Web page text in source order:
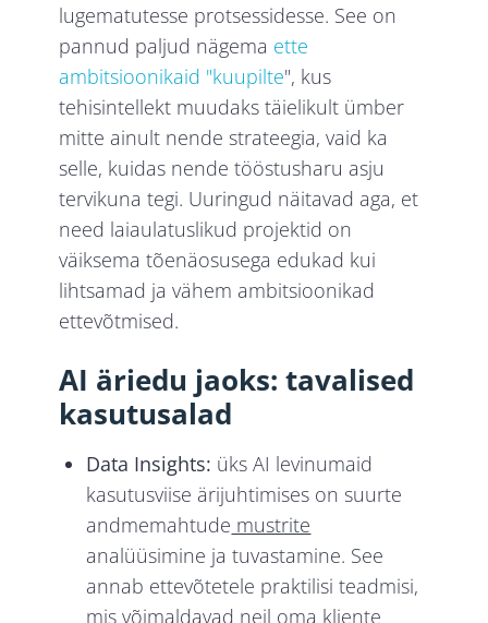
lugematutesse protsessidesse. See on
pannud paljud nägema ette
ambitsioonikaid "kuupilte", kus
tehisintellekt muudaks täielikult ümber
mitte ainult nende strateegia, vaid ka
selle, kuidas nende tööstusharu asju
tervikuna tegi. Uuringud näitavad aga, et
need laiaulatuslikud projektid on
väiksema tõenäosusega edukad kui
lihtsamad ja vähem ambitsioonikad
ettevõtmised.
AI äriedu jaoks: tavalised
kasutusalad
Data Insights: üks AI levinumaid
kasutusviise ärijuhtimises on suurte
andmemahtude mustrite
analüüsimine ja tuvastamine. See
annab ettevõtetele praktilisi teadmisi,
mis võimaldavad neil oma kliente